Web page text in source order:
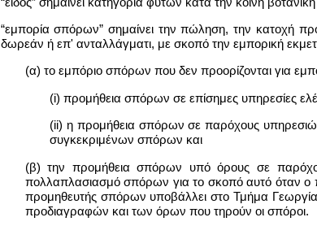
“εμπορία σπόρων” σημαίνει την πώληση, την κατοχή
δωρεάν ή επ' ανταλλάγματι, με σκοπό την εμπορική
(α) το εμπόριο σπόρων που δεν προορίζονται για
(i) προμήθεια σπόρων σε επίσημες υπηρεσίες
(ii) η προμήθεια σπόρων σε παρόχους
συγκεκριμένων σπόρων και
(β) την προμήθεια σπόρων υπό όρους σε
πολλαπλασιασμό σπόρων για το σκοπό αυτό όταν ο
προμηθευτής σπόρων υποβάλλει στο Τμήμα
προδιαγραφών και των όρων που τηρούν οι σπόροι.